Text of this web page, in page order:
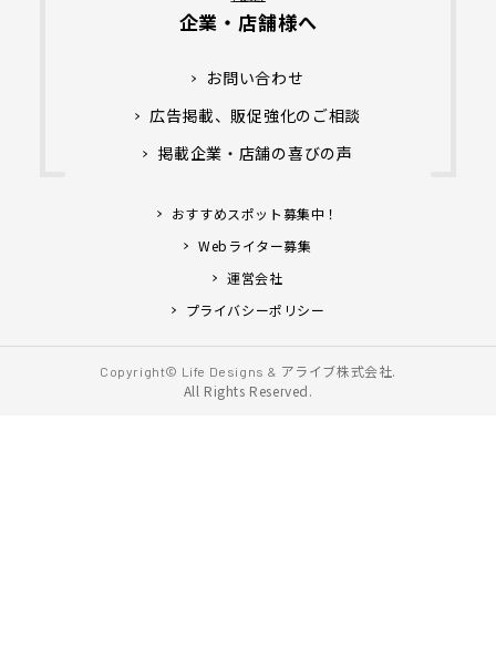
企業・店舗様へ
お問い合わせ
広告掲載、販促強化のご相談
掲載企業・店舗の喜びの声
おすすめスポット募集中！
Webライター募集
運営会社
プライバシーポリシー
Copyright© Life Designs & アライブ株式会社.
All Rights Reserved.